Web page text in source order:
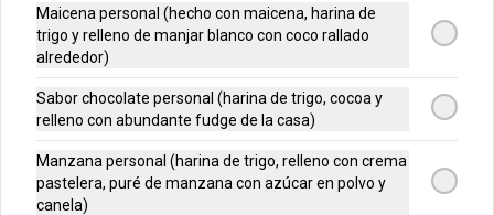
Mini alfajores caja 4 sabores
4 sabores caja x 19
tradicional / chocolate /
castaña / maicena
4 deliciosos sabores de alfajores, 5
tradicionales, 5 sabor a chocolate, 5
castaña y 4 maicena
Maicena personal (hecho con maicena, harina de
trigo y relleno de manjar blanco con coco rallado
alrededor)
Sabor chocolate personal (harina de trigo, cocoa y
relleno con abundante fudge de la casa)
Manzana personal (harina de trigo, relleno con crema
pastelera, puré de manzana con azúcar en polvo y
canela)